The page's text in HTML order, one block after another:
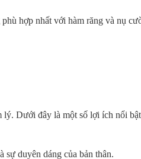
hợp nhất với hàm răng và nụ
Dưới đây là một số lợi ích nổi
sự duyên dáng của bản thân.